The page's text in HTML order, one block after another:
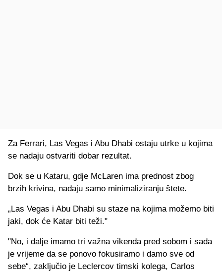
Za Ferrari, Las Vegas i Abu Dhabi ostaju utrke u kojima
se nadaju ostvariti dobar rezultat.
Dok se u Kataru, gdje McLaren ima prednost zbog
brzih krivina, nadaju samo minimaliziranju štete.
„Las Vegas i Abu Dhabi su staze na kojima možemo biti
jaki, dok će Katar biti teži."
"No, i dalje imamo tri važna vikenda pred sobom i sada
je vrijeme da se ponovo fokusiramo i damo sve od
sebe“, zaključio je Leclercov timski kolega, Carlos